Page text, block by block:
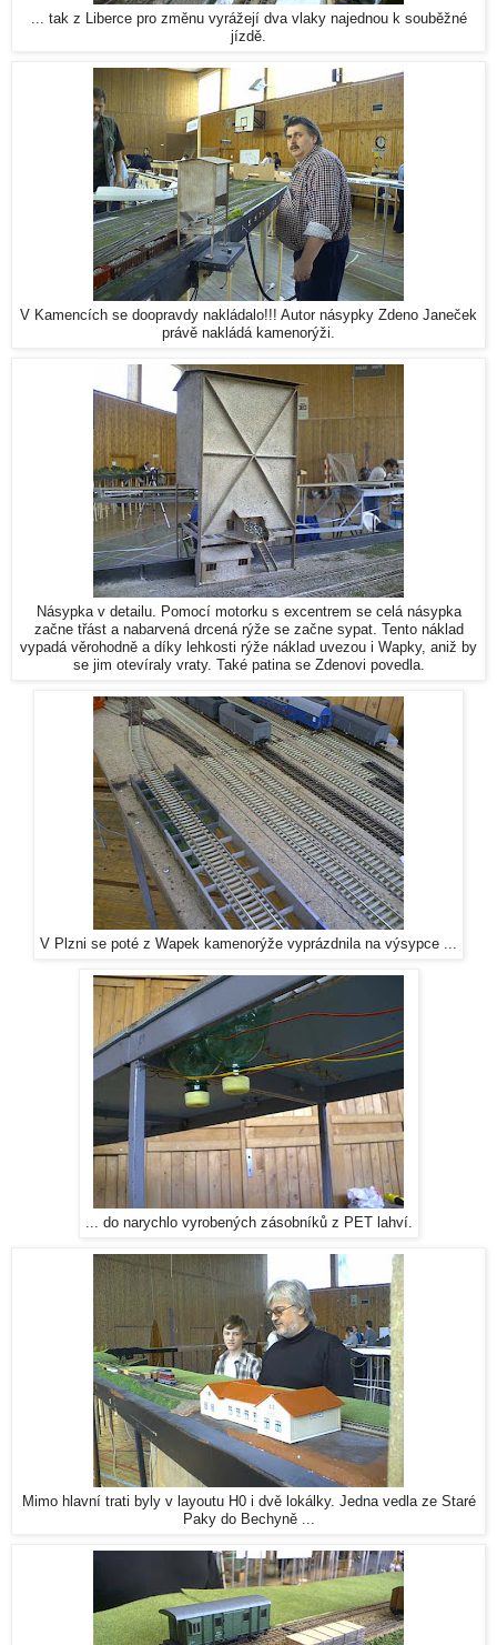
... tak z Liberce pro změnu vyrážejí dva vlaky najednou k souběžné
jízdě.
V Kamencích se doopravdy nakládalo!!! Autor násypky Zdeno Janeček
právě nakládá kamenorýži.
Násypka v detailu. Pomocí motorku s excentrem se celá násypka
začne třást a nabarvená drcená rýže se začne sypat. Tento náklad
vypadá věrohodně a díky lehkosti rýže náklad uvezou i Wapky, aniž by
se jim otevíraly vraty. Také patina se Zdenovi povedla.
V Plzni se poté z Wapek kamenorýže vyprázdnila na výsypce ...
... do narychlo vyrobených zásobníků z PET lahví.
Mimo hlavní trati byly v layoutu H0 i dvě lokálky. Jedna vedla ze Staré
Paky do Bechyně ...